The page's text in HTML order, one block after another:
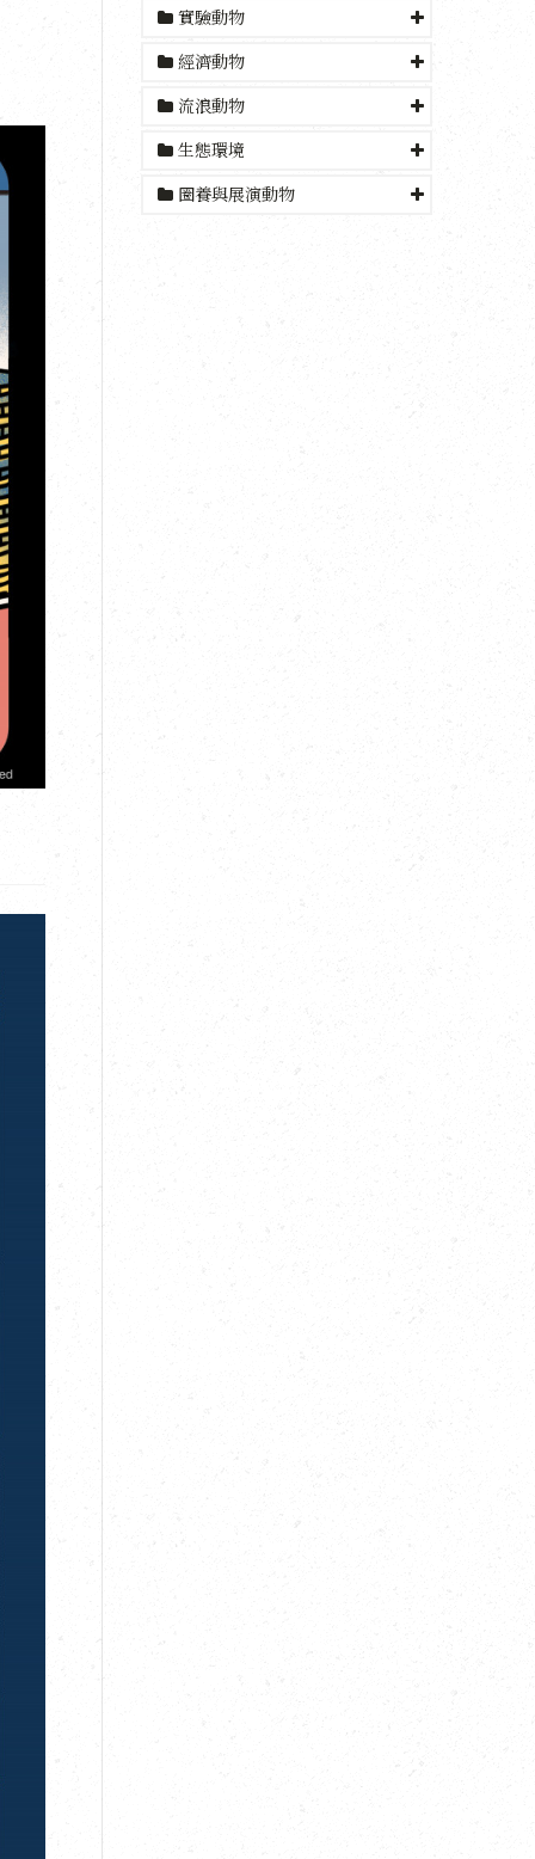
實驗動物
經濟動物
流浪動物
生態環境
圈養與展演動物